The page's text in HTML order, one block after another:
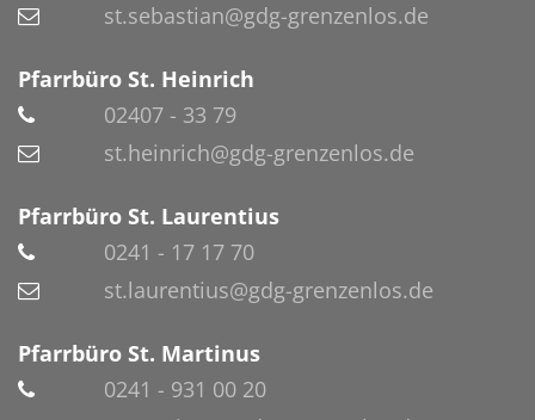
st.sebastian@gdg-grenzenlos.de
Pfarrbüro St. Heinrich
02407 - 33 79
st.heinrich@gdg-grenzenlos.de
Pfarrbüro St. Laurentius
0241 - 17 17 70
st.laurentius@gdg-grenzenlos.de
Pfarrbüro St. Martinus
0241 - 931 00 20